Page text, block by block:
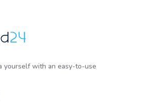
yourself with an easy-to-use